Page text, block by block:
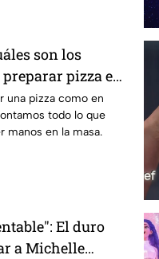
son los
pizza en
una pizza como en
todo lo que
manos en la masa.
El duro
a Michelle